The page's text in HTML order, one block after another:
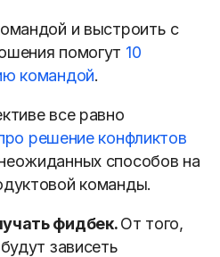
и выстроить с
помогут 10
командой.
все равно
решение конфликтов
способов на
команды.
фидбек.От того,
зависеть